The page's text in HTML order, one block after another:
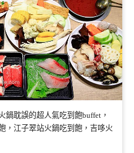
鍋耽誤的超人氣吃到飽buffet，
，江子翠站火鍋吃到飽，吉哆火